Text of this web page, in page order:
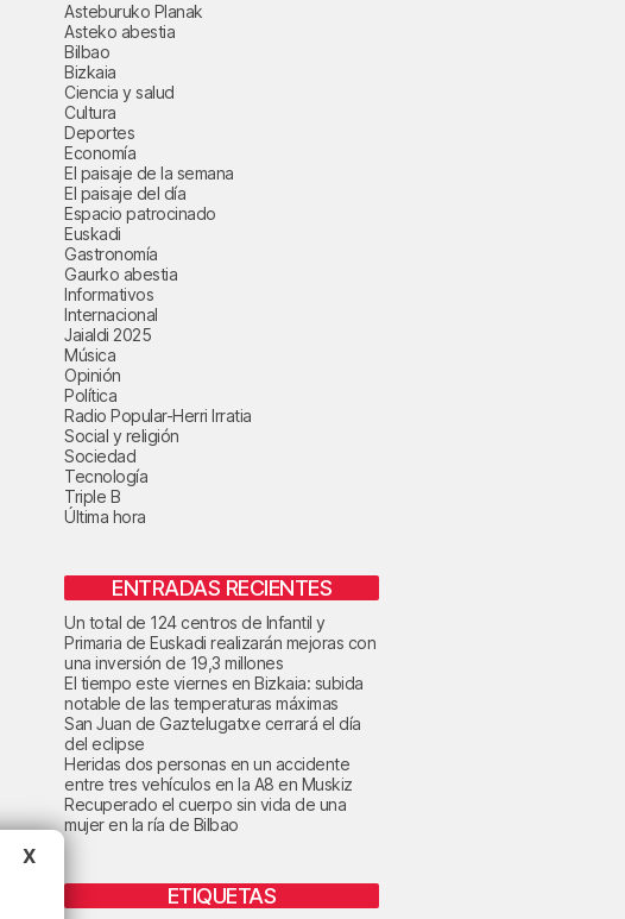
Asteburuko Planak
Asteko abestia
Bilbao
Bizkaia
Ciencia y salud
Cultura
Deportes
Economía
El paisaje de la semana
El paisaje del día
Espacio patrocinado
Euskadi
Gastronomía
Gaurko abestia
Informativos
Internacional
Jaialdi 2025
Música
Opinión
Política
Radio Popular-Herri Irratia
Social y religión
Sociedad
Tecnología
Triple B
Última hora
ENTRADAS RECIENTES
Un total de 124 centros de Infantil y
Primaria de Euskadi realizarán mejoras con
una inversión de 19,3 millones
El tiempo este viernes en Bizkaia: subida
notable de las temperaturas máximas
San Juan de Gaztelugatxe cerrará el día
del eclipse
Heridas dos personas en un accidente
entre tres vehículos en la A8 en Muskiz
Recuperado el cuerpo sin vida de una
mujer en la ría de Bilbao
ETIQUETAS
X